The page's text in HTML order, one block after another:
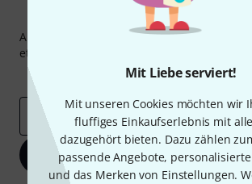
Mit Liebe serviert!
Mit unseren Cookies möchten wir
fluffiges Einkaufserlebnis mit
dazugehört bieten. Dazu zählen
passende Angebote,
und das Merken von Einstellungen.
Thomann Newsletter
Abonniere den Thomann Newsletter und
etwas Glück einen von
Inspirierende Beiträge
Deals
E-Mail-Adresse*
Jetzt anmelden